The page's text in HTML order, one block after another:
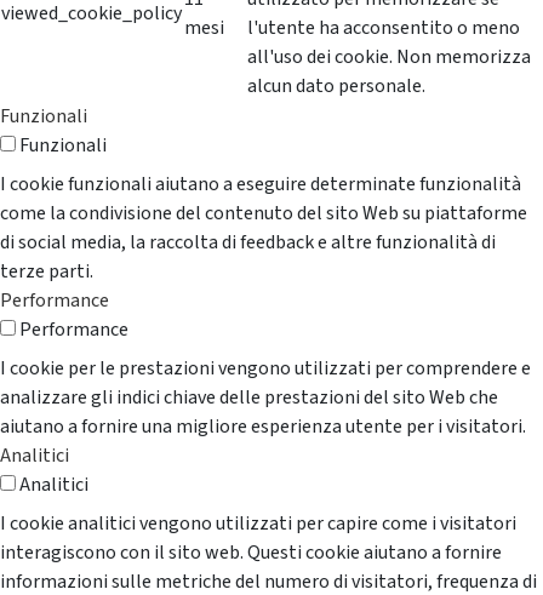
viewed_cookie_policy
mesi
l'utente ha acconsentito o meno
all'uso dei cookie. Non memorizza
alcun dato personale.
Funzionali
Funzionali
I cookie funzionali aiutano a eseguire determinate funzionalità
come la condivisione del contenuto del sito Web su piattaforme
di social media, la raccolta di feedback e altre funzionalità di
terze parti.
Performance
Performance
I cookie per le prestazioni vengono utilizzati per comprendere e
analizzare gli indici chiave delle prestazioni del sito Web che
aiutano a fornire una migliore esperienza utente per i visitatori.
Analitici
Analitici
I cookie analitici vengono utilizzati per capire come i visitatori
interagiscono con il sito web. Questi cookie aiutano a fornire
informazioni sulle metriche del numero di visitatori, frequenza di